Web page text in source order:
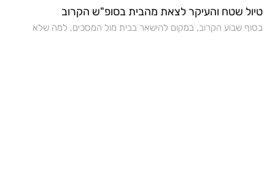
טיול שטח והעיקר לצאת מהבית בסופ"ש הקרוב
בסוף שבוע הקרוב, במקום להישאר בבית מול המסכים, למה שלא